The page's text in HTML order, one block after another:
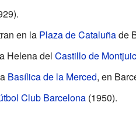
en la Plaza de Cataluñade
Helena del Castillo de Montjuic
Basílica de la Merced, en
Club Barcelona(1950).